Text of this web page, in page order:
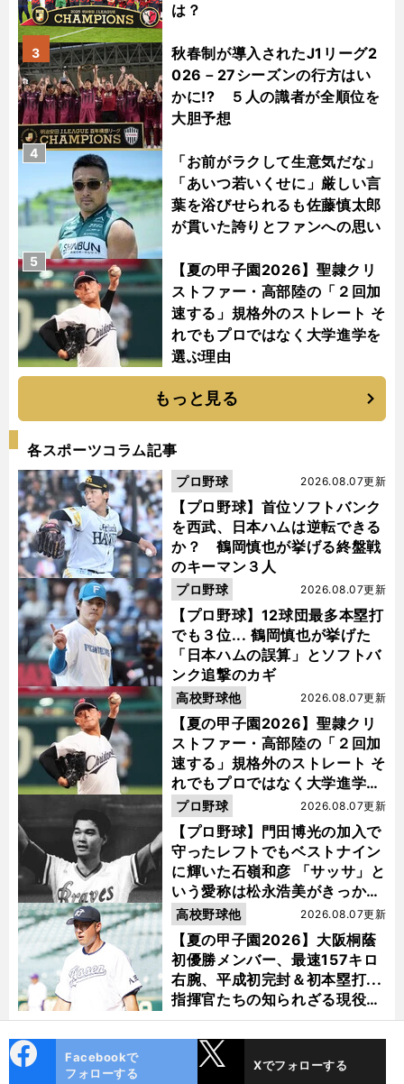
は？
秋春制が導入されたJ1リーグ2
026－27シーズンの行方はい
かに!? ５人の識者が全順位を
大胆予想
3
「お前がラクして生意気だな」
「あいつ若いくせに」厳しい言
葉を浴びせられるも佐藤慎太郎
が貫いた誇りとファンへの思い
4
【夏の甲子園2026】聖隷クリ
ストファー・高部陸の「２回加
速する」規格外のストレート そ
れでもプロではなく大学進学を
選ぶ理由
5
もっと見る
各スポーツコラム記事
【プロ野球】首位ソフトバンク
を西武、日本ハムは逆転できる
か？ 鶴岡慎也が挙げる終盤戦
のキーマン３人
2026.08.07更新
プロ野球
【プロ野球】12球団最多本塁打
でも３位... 鶴岡慎也が挙げた
「日本ハムの誤算」とソフトバ
ンク追撃のカギ
2026.08.07更新
プロ野球
【夏の甲子園2026】聖隷クリ
ストファー・高部陸の「２回加
速する」規格外のストレート そ
れでもプロではなく大学進学を
選ぶ理由
2026.08.07更新
高校野球他
【プロ野球】門田博光の加入で
守ったレフトでもベストナイン
に輝いた石嶺和彦 「サッサ」と
いう愛称は松永浩美がきっか
け？
2026.08.07更新
プロ野球
【夏の甲子園2026】大阪桐蔭
初優勝メンバー、最速157キロ
右腕、平成初完封＆初本塁打...
指揮官たちの知られざる現役時
代
2026.08.07更新
高校野球他
ok
Facebookで
フォローする
Xでフォローする